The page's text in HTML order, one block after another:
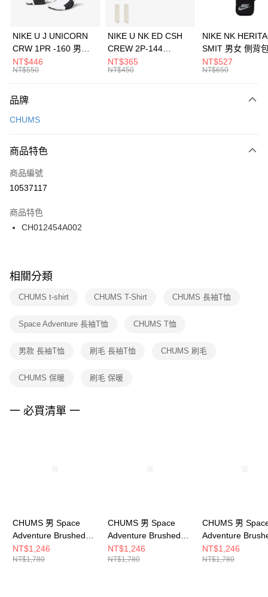
上海商業儲蓄銀行
元大商業銀行
台灣樂天信用卡公司
Apple Pay
全盈+PAY
AFTEE先享後付
【關於「AFTEE先享後付」】
便利好安心！
３．安心：先確認商品／服務後，再付款。
【「AFTEE先享後付」結帳流程】
１．於結帳方式選擇「AFTEE先享後付」後，將跳轉至「AFTEE先享後付」
２．訂單成立數日內，您將收到繳費通知簡訊。
３．收到繳費通知簡訊後14天內，點擊此簡訊中的連結，可透過四大超商／
ATM／網路銀行／等多元方式進行付款，方視為交易完成。
※ 交易是否成功請以「AFTEE先享後付 」之結帳頁面顯示為準，若有關於
是否繳費成功／繳費後需取消欲退款等相關疑問，請聯繫「AFTEE先享後付
客戶支援中心」https://netprotections.freshdesk.com/support/home
１．透過由恩沛科技股份有限公司提供之「AFTEE先享後付」服務完成之交
權轉讓予恩沛科技股份有限公司。
３．未成年的使用者請事先徵得法定代理人或監護人之同意方可使用
４．使用「AFTEE先享後付」時，將依據個別帳號之用戶狀況，依本公司即
運送方式
每筆NT$100，滿NT$1,500(含以上)免運費
宅配
每筆NT$100，滿NT$1,500(含以上)免運費
付款後門市自取
每筆NT$100，滿NT$1,500(含以上)免運費
NIKE U J UNICORN
CRW 1PR -160 男女
中統襪 FZ3393100
NT$446
NT$550
NIKE U NK ED CSH
CREW 2P-144
EMBRDY 男女 短統襪
FZ3073133
NT$365
NT$450
NIKE NK
SMIT 男女 側背
BA5871010
NT$527
NT$650
品牌
CHUMS
商品特色
商品編號
10537117
商品特色
CH012454A002
相關分類
CHUMS t-shirt CHUMS T-Shirt CHUMS 長袖T恤
Space Adventure 長袖T恤 CHUMS T恤
男款 長袖T恤 刷毛 長袖T恤 CHUMS 刷毛
CHUMS 保暖 刷毛 保暖
一 必買清單 一
CHUMS 男 Space
Adventure Brushed
L/S T-Shirt長袖T恤
CH012454W001
NT$1,246
NT$1,780
CHUMS 男 Space
Adventure Brushed
L/S T-Shirt長袖T恤
CH012454K001
NT$1,246
NT$1,780
CHUMS 男
Adventure
L/S T-Shirt長袖T
CH012454N001
NT$1,246
NT$1,780